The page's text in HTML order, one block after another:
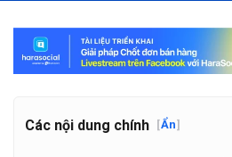
Các nội dung chính [Ẩn]